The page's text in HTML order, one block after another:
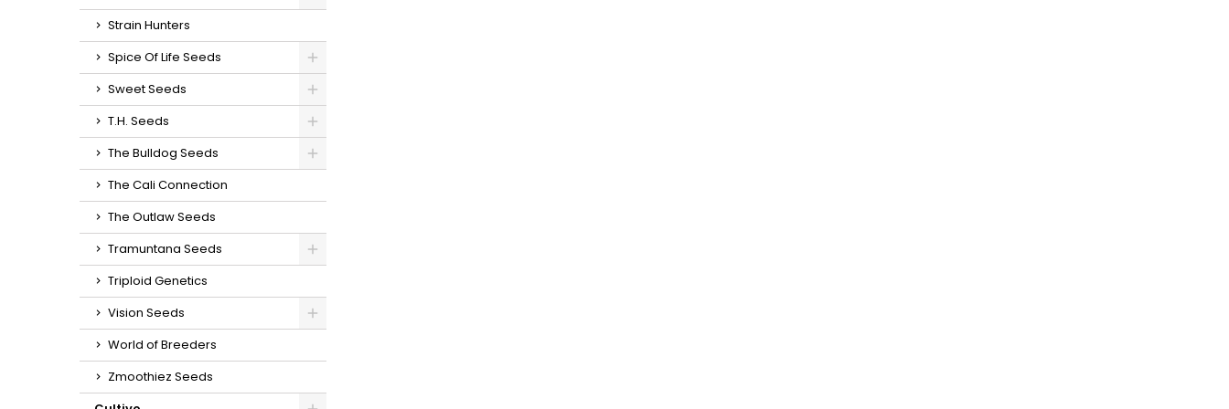
Strain Hunters
Spice Of Life Seeds
Sweet Seeds
T.H. Seeds
The Bulldog Seeds
The Cali Connection
The Outlaw Seeds
Tramuntana Seeds
Triploid Genetics
Vision Seeds
World of Breeders
Zmoothiez Seeds